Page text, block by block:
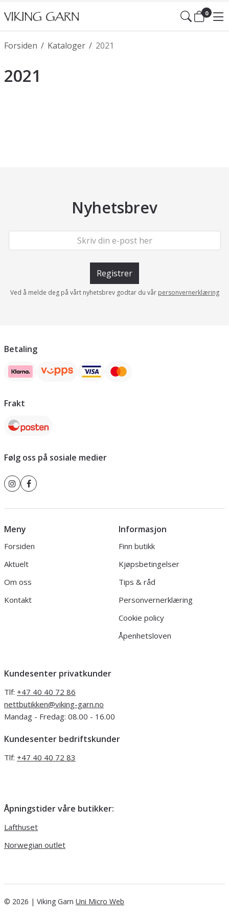
0
/
Forsiden /
Kataloger 2021
2021
Nyhetsbrev
Registrer
Ved å melde deg på vårt nyhetsbrev godtar du vår personvernerklæring
Betaling
Frakt
Følg oss på sosiale medier
Meny
Forsiden
Aktuelt
Om oss
Kontakt
Informasjon
Finn butikk
Kjøpsbetingelser
Tips & råd
Personvernerklæring
Cookie policy
Åpenhetsloven
Kundesenter privatkunder
Tlf: +47 40 40 72 86
nettbutikken@viking-garn.no
Mandag - Fredag: 08.00 - 16.00
Kundesenter bedriftskunder
Tlf: +47 40 40 72 83
Åpningstider våre butikker:
Lafthuset
Norwegian outlet
© 2026 | Viking Garn Uni Micro Web